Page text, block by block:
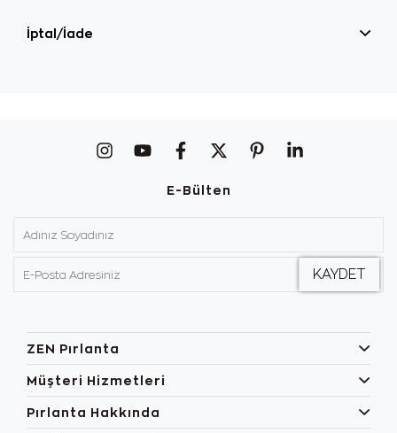
İptal/İade
E-Bülten
ZEN Pırlanta
Müşteri Hizmetleri
Pırlanta Hakkında